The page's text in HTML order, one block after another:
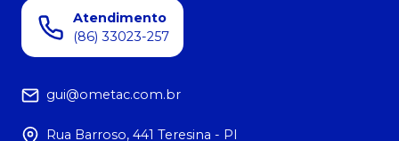
Atendimento
(86) 33023-257
gui@ometac.com.br
Rua Barroso, 441 Teresina - PI